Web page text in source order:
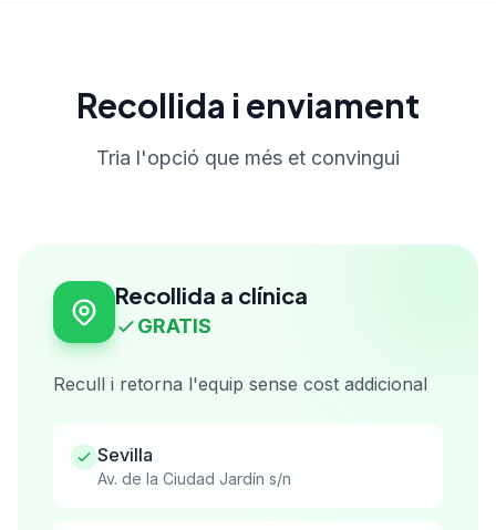
Recollida i enviament
Tria l'opció que més et convingui
Recollida a clínica
GRATIS
Recull i retorna l'equip sense cost addicional
Sevilla
Av. de la Ciudad Jardín s/n